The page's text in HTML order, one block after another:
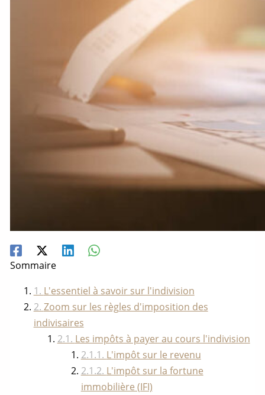
Sommaire
L'essentiel à savoir sur l'indivision
Zoom sur les règles d'imposition des
indivisaires
Les impôts à payer au cours l'indivision
L'impôt sur le revenu
L'impôt sur la fortune
immobilière (IFI)